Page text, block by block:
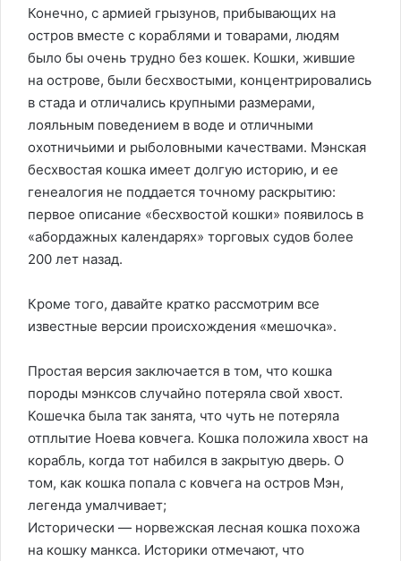
Конечно, с армией грызунов, прибывающих на
остров вместе с кораблями и товарами, людям
было бы очень трудно без кошек. Кошки, жившие
на острове, были бесхвостыми, концентрировались
в стада и отличались крупными размерами,
лояльным поведением в воде и отличными
охотничьими и рыболовными качествами. Мэнская
бесхвостая кошка имеет долгую историю, и ее
генеалогия не поддается точному раскрытию:
первое описание «бесхвостой кошки» появилось в
«абордажных календарях» торговых судов более
200 лет назад.
Кроме того, давайте кратко рассмотрим все
известные версии происхождения «мешочка».
Простая версия заключается в том, что кошка
породы мэнксов случайно потеряла свой хвост.
Кошечка была так занята, что чуть не потеряла
отплытие Ноева ковчега. Кошка положила хвост на
корабль, когда тот набился в закрытую дверь. О
том, как кошка попала с ковчега на остров Мэн,
легенда умалчивает;
Исторически — норвежская лесная кошка похожа
на кошку манкса. Историки отмечают, что